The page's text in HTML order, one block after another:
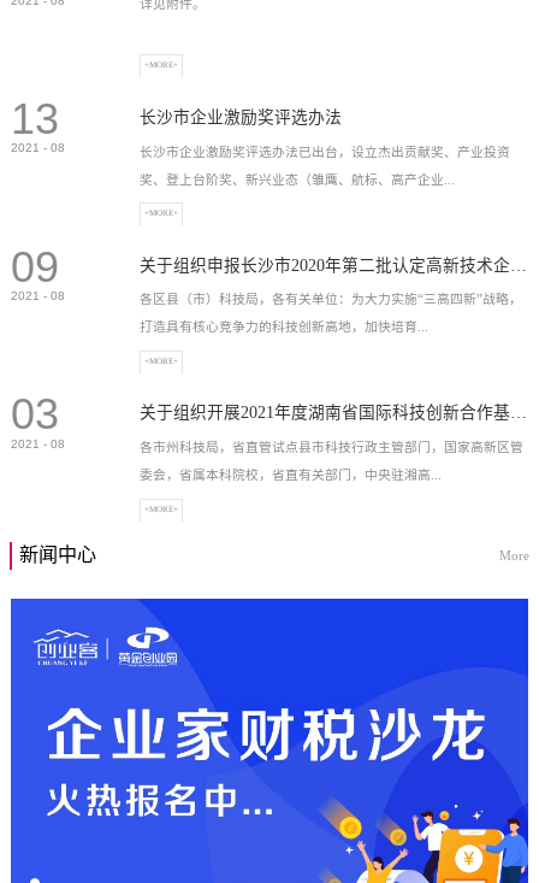
详见附件。
+MORE+
13
2021 - 08
长沙市企业激励奖评选办法
长沙市企业激励奖评选办法已出台，设立杰出贡献奖、产业投资
奖、登上台阶奖、新兴业态（雏鹰、航标、高产企业...
）奖等，最高奖励2...
+MORE+
09
2021 - 08
各区县（市）科技局，各有关单位：为大力实施“三高四新”战略，
打造具有核心竞争力的科技创新高地，加快培育...
高新技术企业，充分...
+MORE+
03
2021 - 08
关于组织开展2021年度湖南省国际科技创新合作基地申报工作的通知
各市州科技局，省直管试点县市科技行政主管部门，国家高新区管
委会，省属本科院校，省直有关部门，中央驻湘高...
+MORE+
新闻中心 More